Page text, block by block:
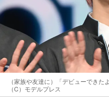
（家族や友達に）「デビューできた
（C）モデルプレス